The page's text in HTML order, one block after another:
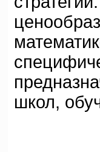
школ,